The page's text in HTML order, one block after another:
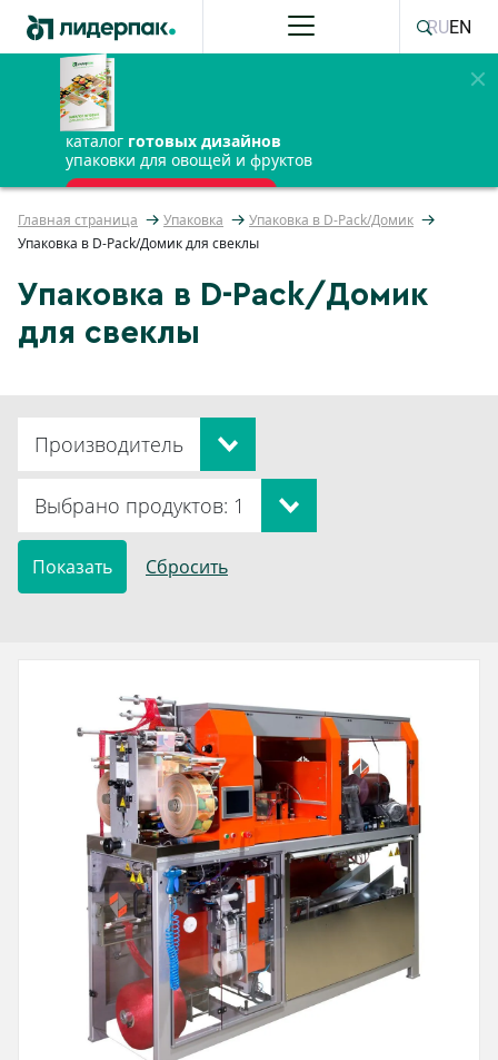
каталог готовых дизайнов
упаковки для овощей и фруктов
ПОЛУЧИТЬ БЕСПЛАТНО
RUEN
Главная страница Упаковка
Упаковка в D-Pack/Домик
Упаковка в D-Pack/Домик для свеклы
Упаковка в D-Pack/Домик
для свеклы
Производитель
Выбрано продуктов: 1